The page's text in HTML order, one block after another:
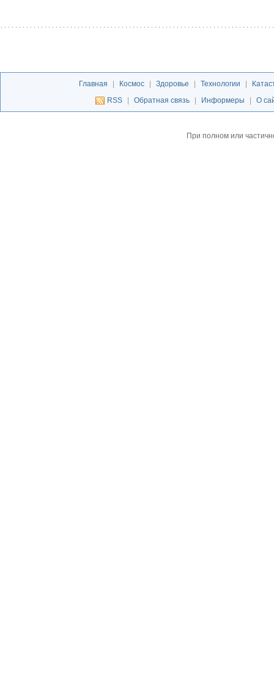
Главная Космос Здоровье Технологии
RSS
Обратная связь Информеры О
При полном или